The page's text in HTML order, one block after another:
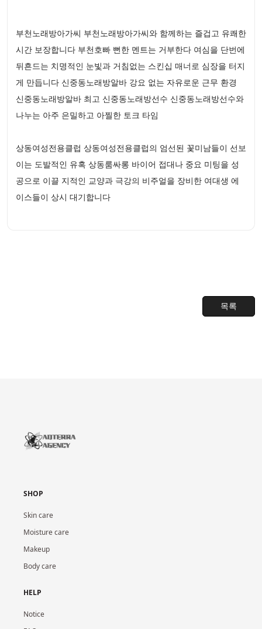
부천노래방아가씨 부천노래방아가씨와 함께하는 즐겁고 유쾌한
시간 보장합니다 부천호빠 뻔한 멘트는 거부한다 여심을 단번에
뒤흔드는 치명적인 눈빛과 거침없는 스킨십 매너로 심장을 터지
게 만듭니다 신중동노래방알바 강요 없는 자유로운 근무 환경
신중동노래방알바 최고 신중동노래방선수 신중동노래방선수와
나누는 아주 은밀하고 아찔한 토크 타임
상동여성전용클럽 상동여성전용클럽의 엄선된 꽃미남들이 선보
이는 도발적인 유혹 상동룸싸롱 바이어 접대나 중요 미팅을 성
공으로 이끌 지적인 교양과 극강의 비주얼을 장비한 여대생 에
이스들이 상시 대기합니다
목록
SHOP
Skin care
Moisture care
Makeup
Body care
HELP
Notice